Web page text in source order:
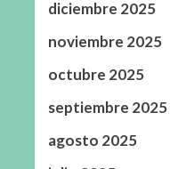
diciembre 2025
noviembre 2025
octubre 2025
septiembre 2025
agosto 2025